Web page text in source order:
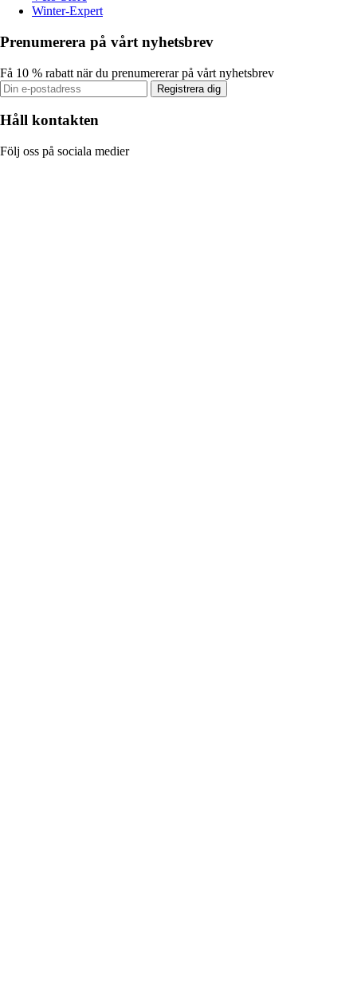
Winter-Expert
Prenumerera på vårt nyhetsbrev
Få 10 % rabatt när du prenumererar på vårt nyhetsbrev
Registrera dig
Håll kontakten
Följ oss på sociala medier